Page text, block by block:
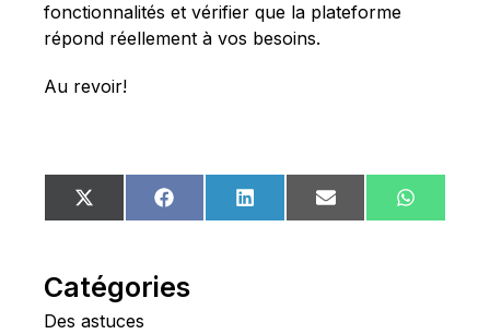
fonctionnalités et vérifier que la plateforme
répond réellement à vos besoins.
Au revoir!
Share
on
X
(Twitter)
Share
on
FacebookShare
on
LinkedIn Share
on
Email
Share
on
Catégories
Des astuces